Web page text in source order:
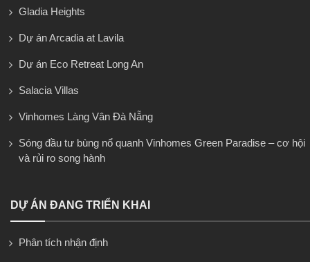
Gladia Heights
Dự án Arcadia at Lavila
Dự án Eco Retreat Long An
Salacia Villas
Vinhomes Làng Vân Đà Nẵng
Sóng đầu tư bùng nổ quanh Vinhomes Green Paradise – cơ hội
và rủi ro song hành
DỰ ÁN ĐANG TRIỂN KHAI
Phân tích nhận định